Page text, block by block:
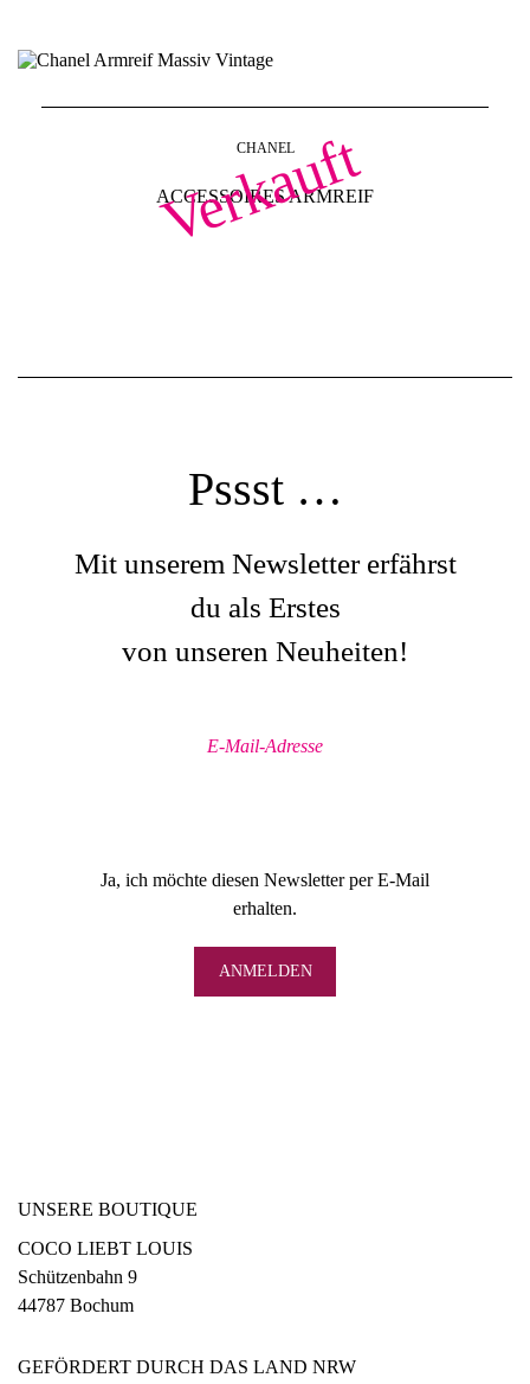
Verkauft
CHANEL
ACCESSOIRES ARMREIF
Pssst …
Mit unserem Newsletter erfährst
du als Erstes
von unseren Neuheiten!
Ja, ich möchte diesen Newsletter per E-Mail
erhalten.
UNSERE BOUTIQUE
COCO LIEBT LOUIS
Schützenbahn 9
44787 Bochum
GEFÖRDERT DURCH DAS LAND NRW